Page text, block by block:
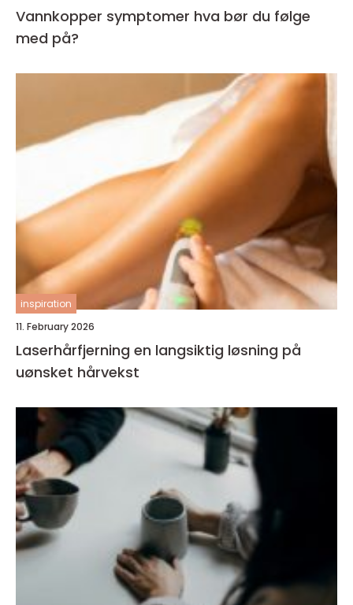
Vannkopper symptomer hva bør du følge
med på?
inspiration
11. February 2026
Laserhårfjerning en langsiktig løsning på
uønsket hårvekst